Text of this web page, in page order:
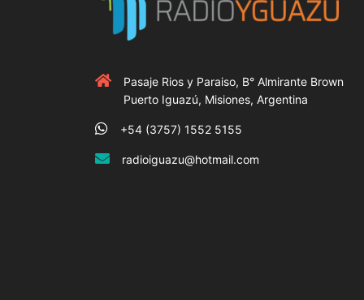
Pasaje Rios y Paraiso, B° Almirante Brown
Puerto Iguazú, Misiones, Argentina
+54 (3757) 1552 5155
radioiguazu@hotmail.com